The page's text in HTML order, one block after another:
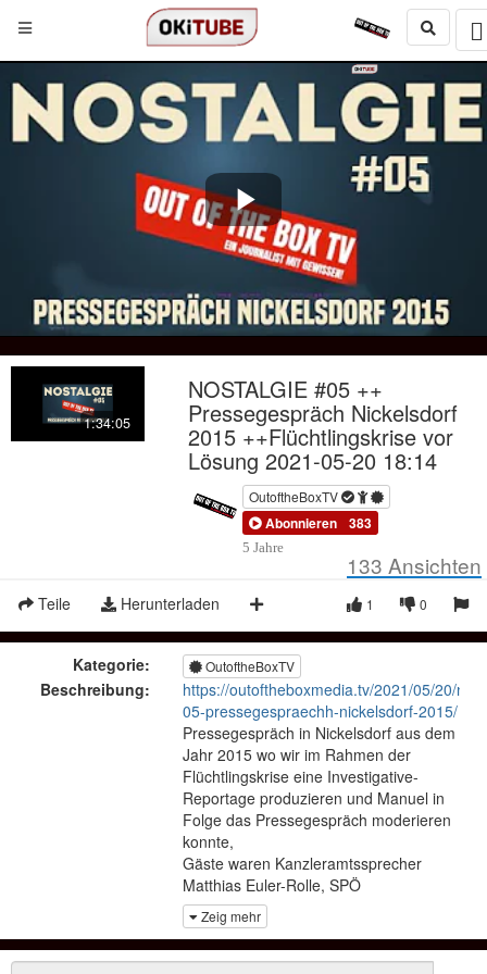
Play
Video
1:34:05
NOSTALGIE #05 ++
Pressegespräch Nickelsdorf
2015 ++Flüchtlingskrise vor
Lösung 2021-05-20 18:14
OutoftheBoxTV
Abonnieren 383
5 Jahre
133 Ansichten
Teile Herunterladen 0
1
Kategorie: OutoftheBoxTV
Beschreibung:
https://outoftheboxmedia.tv/2021/05/20/
05-pressegespraechh-nickelsdorf-2015/
Pressegespräch in Nickelsdorf aus dem
Jahr 2015 wo wir im Rahmen der
Flüchtlingskrise eine Investigative-
Reportage produzieren und Manuel in
Folge das Pressegespräch moderieren
konnte,
Gäste waren Kanzleramtssprecher
Matthias Euler-Rolle, SPÖ
Bürgtermeister Gerhard Zapfl, Monika
Donner, Kilian Kleinschmidt uvm.
Zeig mehr